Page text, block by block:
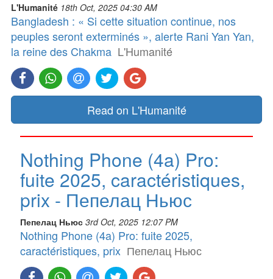
L'Humanité 18th Oct, 2025 04:30 AM
Bangladesh : « Si cette situation continue, nos
peuples seront exterminés », alerte Rani Yan Yan,
la reine des Chakma L'Humanité
Read on L'Humanité
Nothing Phone (4a) Pro:
fuite 2025, caractéristiques,
prix - Пепелац Ньюс
Пепелац Ньюс 3rd Oct, 2025 12:07 PM
Nothing Phone (4a) Pro: fuite 2025,
caractéristiques, prix Пепелац Ньюс